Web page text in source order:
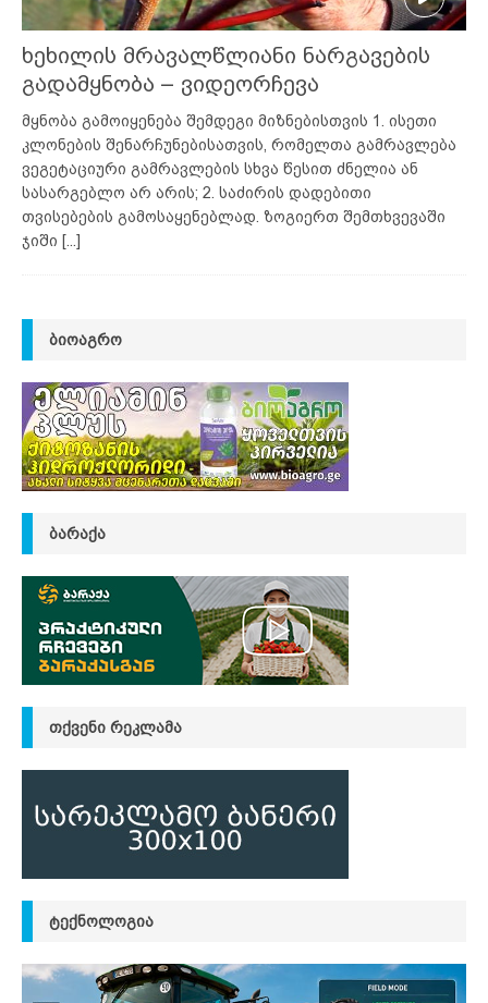
ხეხილის მრავალწლიანი ნარგავების
გადამყნობა – ვიდეორჩევა
მყნობა გამოიყენება შემდეგი მიზნებისთვის 1. ისეთი
კლონების შენარჩუნებისათვის, რომელთა გამრავლება
ვეგეტაციური გამრავლების სხვა წესით ძნელია ან
სასარგებლო არ არის; 2. საძირის დადებითი
თვისებების გამოსაყენებლად. ზოგიერთ შემთხვევაში
ჯიში [...]
ᲑᲘᲝᲐᲒᲠᲝ
ᲑᲐᲠᲐᲥᲐ
ᲗᲥᲕᲔᲜᲘ ᲠᲔᲙᲚᲐᲛᲐ
ᲢᲔᲥᲜᲝᲚᲝᲒᲘᲐ